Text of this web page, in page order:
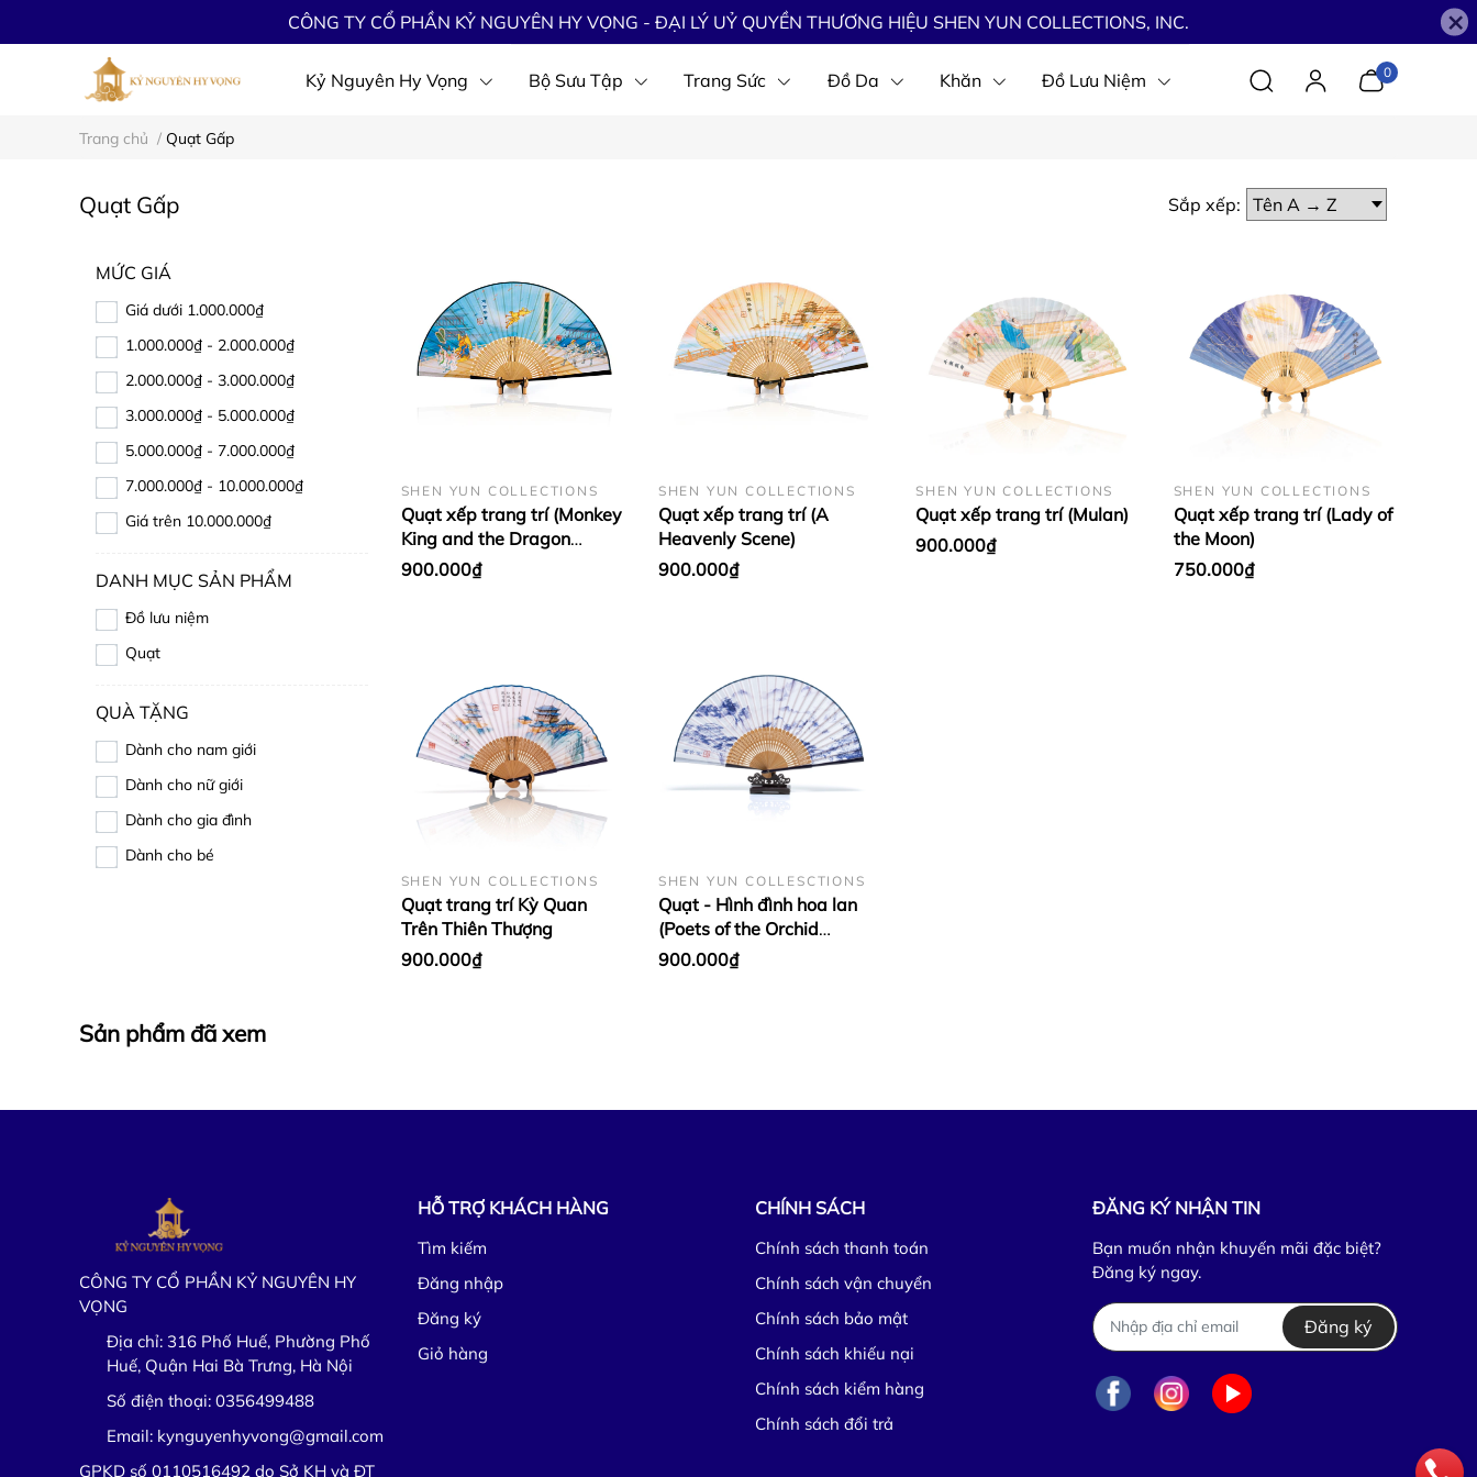
CÔNG TY CỔ PHẦN KỶ NGUYÊN HY VỌNG - ĐẠI LÝ UỶ QUYỀN THƯƠNG HIỆU SHEN YUN COLLECTIONS, INC. ×
Kỷ Nguyên Hy Vọng Bộ Sưu Tập Trang Sức Đồ Da Khăn Đồ Lưu Niệm 0
Trang chủ / Quạt Gấp
Quạt Gấp Sắp xếp:
MỨC GIÁ
Giá dưới 1.000.000₫
1.000.000₫ - 2.000.000₫
2.000.000₫ - 3.000.000₫
3.000.000₫ - 5.000.000₫
5.000.000₫ - 7.000.000₫
7.000.000₫ - 10.000.000₫
Giá trên 10.000.000₫
DANH MỤC SẢN PHẨM
Đồ lưu niệm
Quạt
QUÀ TẶNG
Dành cho nam giới
Dành cho nữ giới
Dành cho gia đình
Dành cho bé
SHEN YUN COLLECTIONS
Quạt xếp trang trí (Monkey
King and the Dragon
Palace)
900.000₫
SHEN YUN COLLECTIONS
Quạt xếp trang trí (A
Heavenly Scene)
900.000₫
SHEN YUN COLLECTIONS
Quạt xếp trang trí (Mulan)
900.000₫
SHEN YUN COLLECTIONS
Quạt xếp trang trí (Lady of
the Moon)
750.000₫
SHEN YUN COLLECTIONS
Quạt trang trí Kỳ Quan
Trên Thiên Thượng
900.000₫
SHEN YUN COLLESCTIONS
Quạt - Hình đình hoa lan
(Poets of the Orchid
Pavilion)
900.000₫
Sản phẩm đã xem
CÔNG TY CỔ PHẦN KỶ NGUYÊN HY
VỌNG
Địa chỉ: 316 Phố Huế, Phường Phố
Huế, Quận Hai Bà Trưng, Hà Nội
Số điện thoại: 0356499488
Email: kynguyenhyvong@gmail.com
GPKD số 0110516492 do Sở KH và ĐT
HỖ TRỢ KHÁCH HÀNG
Tìm kiếm
Đăng nhập
Đăng ký
Giỏ hàng
CHÍNH SÁCH
Chính sách thanh toán
Chính sách vận chuyển
Chính sách bảo mật
Chính sách khiếu nại
Chính sách kiểm hàng
Chính sách đổi trả
ĐĂNG KÝ NHẬN TIN
Bạn muốn nhận khuyến mãi đặc biệt?
Đăng ký ngay.
Đăng ký